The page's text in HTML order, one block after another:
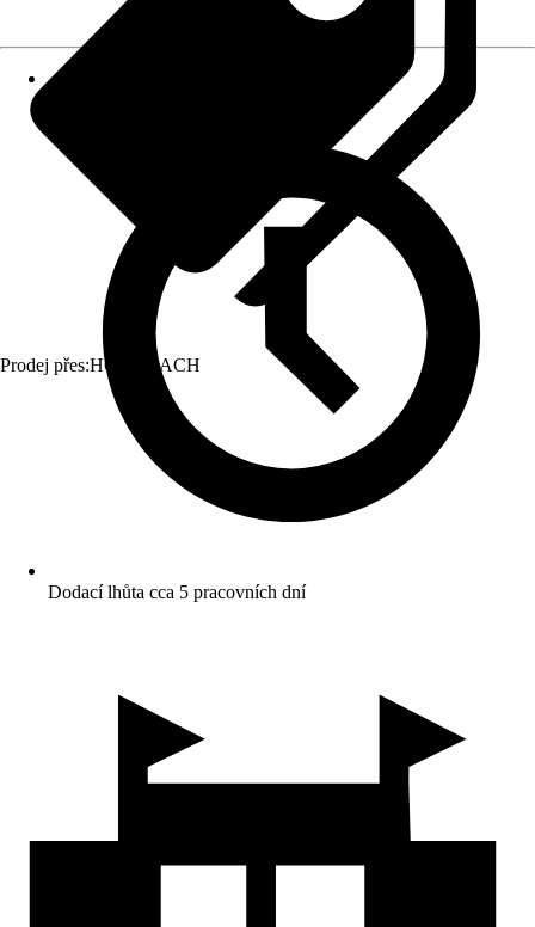
Prodej přes:HORNBACH
Dodací lhůta cca 5 pracovních dní